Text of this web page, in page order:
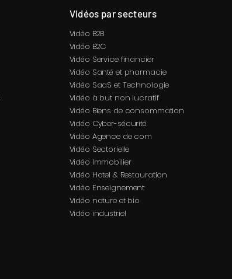
Vidéos par secteurs
Vidéo B2B
Vidéo B2C
Vidéo Service financier
Vidéo Santé et pharmacie
Vidéo SaaS et Technologie
Vidéo à but non lucratif
Vidéo Biens de consommation
Vidéo Cyber-sécurité
Vidéo Agence de com
Vidéo Sectorielle
Vidéo Immobilier
Vidéo Hotel & Restauration
Vidéo Enseignement
Vidéo nature et bio
Vidéo industriel